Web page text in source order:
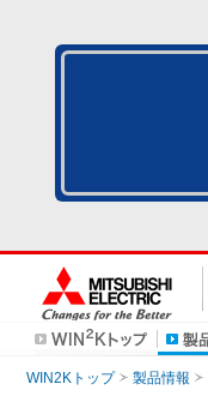
WIN2Kトップ 製品情報